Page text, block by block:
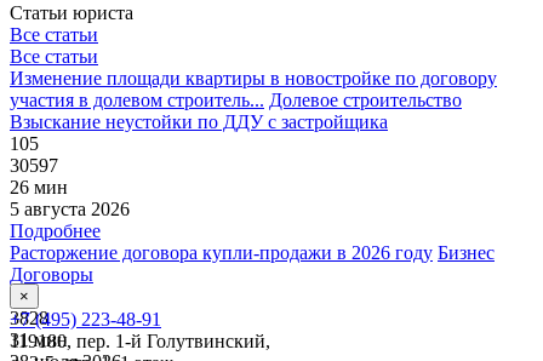
Статьи юриста
Все статьи
Все статьи
Изменение площади квартиры в новостройке по договору
участия в долевом строитель... Долевое строительство
Взыскание неустойки по ДДУ с застройщика
105
30597
26 мин
5 августа 2026
Подробнее
Расторжение договора купли-продажи в 2026 году Бизнес
Договоры
13
3828
31 мин
×
+7 (495) 223-48-91
119180, пер. 1-й Голутвинский,